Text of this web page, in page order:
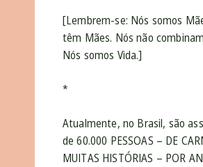
[Lembrem-se: Nós somos
têm Mães. Nós não
Nós somos Vida.]
*
Atualmente, no Brasil, são
de 60.000 PESSOAS – DE
MUITAS HISTÓRIAS – POR